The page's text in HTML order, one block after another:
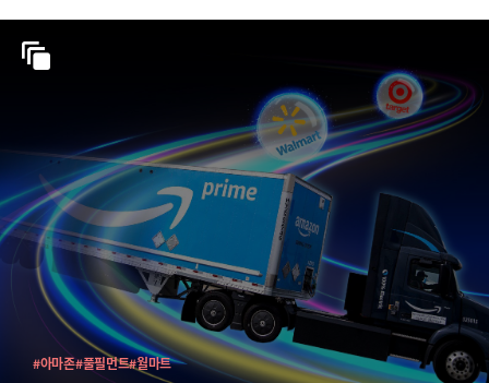
#아마존#풀필먼트#월마트